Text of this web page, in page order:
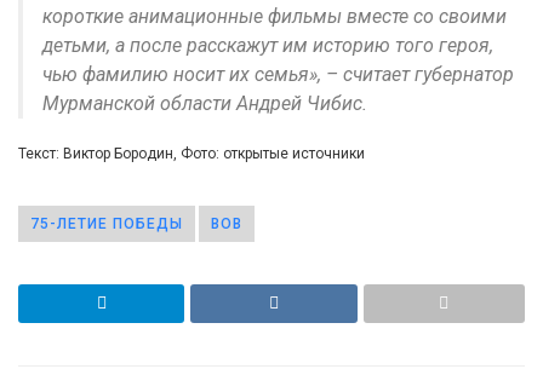
короткие анимационные фильмы вместе со своими
детьми, а после расскажут им историю того героя,
чью фамилию носит их семья», – считает губернатор
Мурманской области Андрей Чибис.
Текст: Виктор Бородин, Фото: открытые источники
75-ЛЕТИЕ ПОБЕДЫ ВОВ